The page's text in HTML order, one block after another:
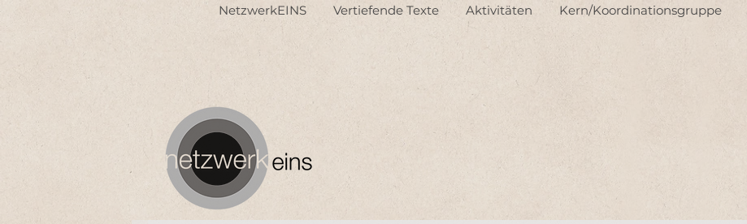
NetzwerkEINS Vertiefende Texte Aktivitäten Kern/Koordinationsgruppe